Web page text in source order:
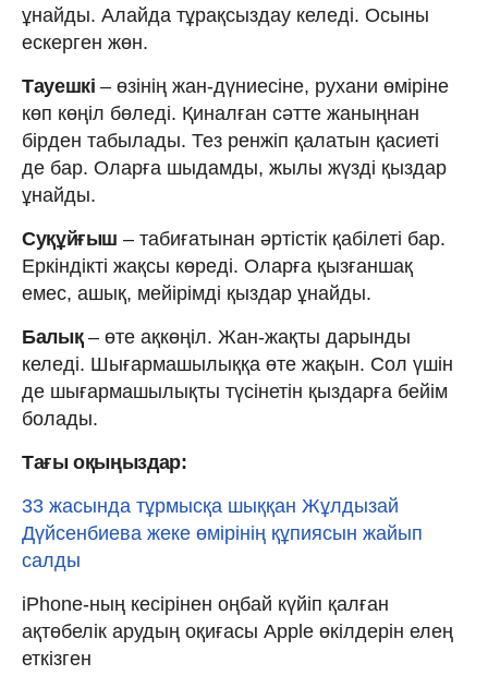
ұнайды. Алайда тұрақсыздау келеді. Осыны
ескерген жөн.
Тауешкі – өзінің жан-дүниесіне, рухани өміріне
көп көңіл бөледі. Қиналған сәтте жаныңнан
бірден табылады. Тез ренжіп қалатын қасиеті
де бар. Оларға шыдамды, жылы жүзді қыздар
ұнайды.
Суқұйғыш – табиғатынан әртістік қабілеті бар.
Еркіндікті жақсы көреді. Оларға қызғаншақ
емес, ашық, мейірімді қыздар ұнайды.
Балық– өте ақкөңіл. Жан-жақты дарынды
келеді. Шығармашылыққа өте жақын. Сол үшін
де шығармашылықты түсінетін қыздарға бейім
болады.
Тағы оқыңыздар:
33 жасында тұрмысқа шыққан Жұлдызай
Дүйсенбиева жеке өмірінің құпиясын жайып
салды
iPhone-ның кесірінен оңбай күйіп қалған
ақтөбелік арудың оқиғасы Apple өкілдерін елең
еткізген